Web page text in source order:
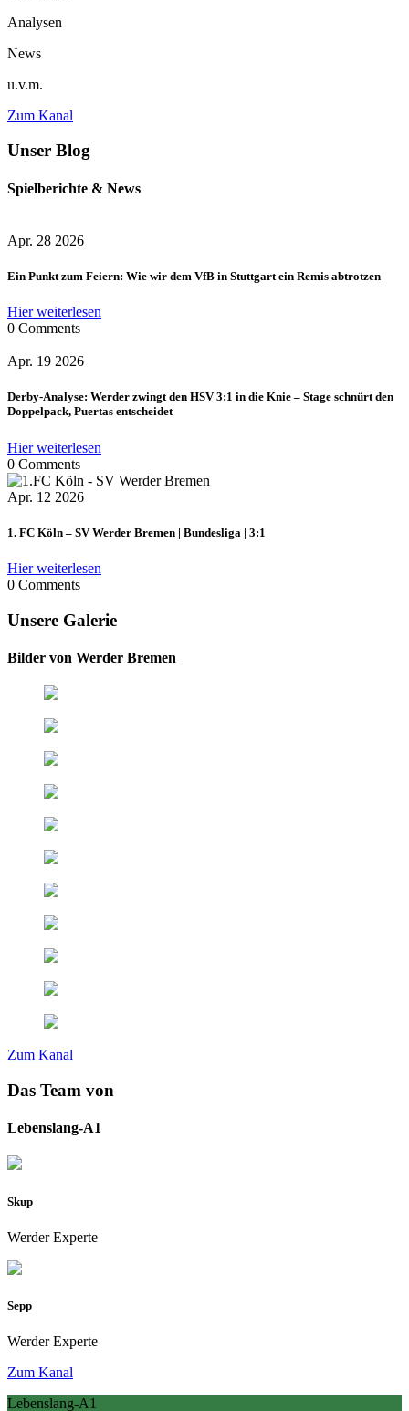
Analysen
News
u.v.m.
Zum Kanal
Unser Blog
Spielberichte & News
Apr. 28 2026
Ein Punkt zum Feiern: Wie wir dem VfB in Stuttgart ein Remis abtrotzen
Hier weiterlesen
0 Comments
Apr. 19 2026
Derby-Analyse: Werder zwingt den HSV 3:1 in die Knie – Stage schnürt den
Doppelpack, Puertas entscheidet
Hier weiterlesen
0 Comments
Apr. 12 2026
1. FC Köln – SV Werder Bremen | Bundesliga | 3:1
Hier weiterlesen
0 Comments
Unsere Galerie
Bilder von Werder Bremen
Zum Kanal
Das Team von
Lebenslang-A1
Skup
Werder Experte
Sepp
Werder Experte
Zum Kanal
Lebenslang-A1